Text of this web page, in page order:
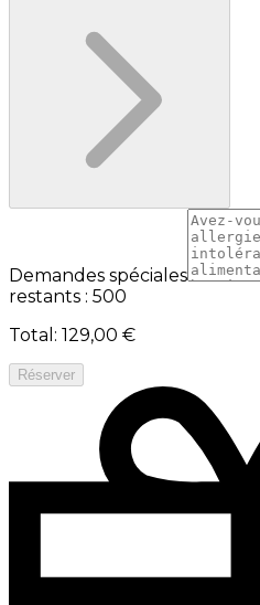
Demandes spéciales
restants : 500
Total : 129,00 €
Réserver